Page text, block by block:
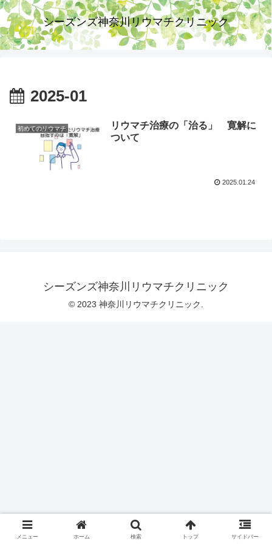
シーズンズ神奈川リウマチクリニック
2025-01
初めてのリウマチ
リウマチ治療の「治る」 寛解に
ついて
2025.01.24
シーズンズ神奈川リウマチクリニック
© 2023 神奈川リウマチクリニック.
メニュー ホーム 検索 トップ サイドバー